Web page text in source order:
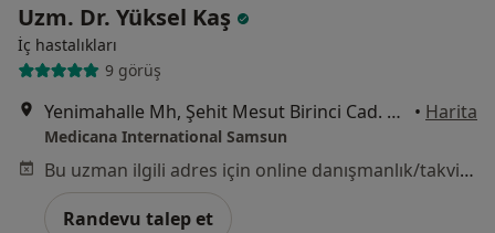
Uzm. Dr. Yüksel Kaş
İç hastalıkları
9 görüş
Yenimahalle Mh, Şehit Mesut Birinci Cad. No:85, Canik • Harita
Medicana International Samsun
Bu uzman ilgili adres için online danışmanlık/takvim sunmuyor.
Randevu talep et